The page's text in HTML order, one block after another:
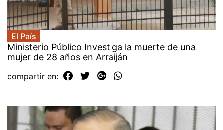
El País
Ministerio Público Investiga la muerte de una
mujer de 28 años en Arraiján
compartir en: